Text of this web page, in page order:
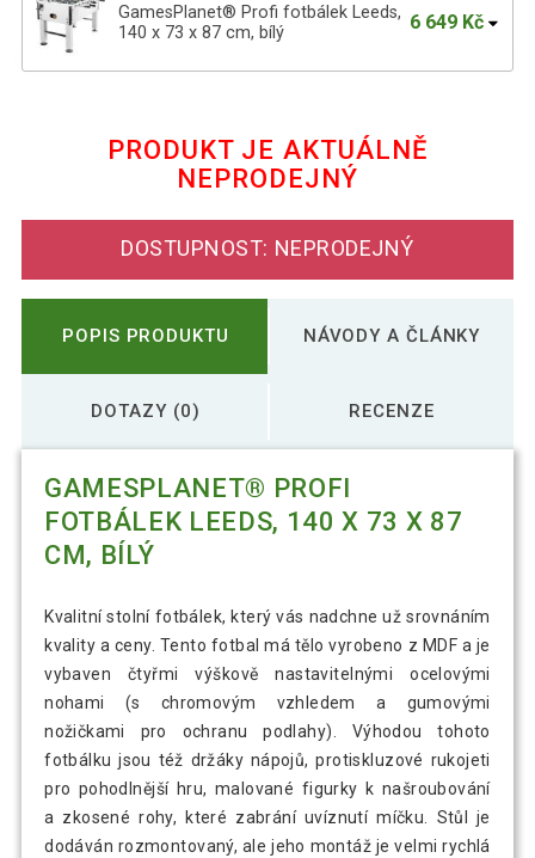
GamesPlanet® Profi fotbálek Leeds,
140 x 73 x 87 cm, bílý
6 649 Kč
GamesPlanet Profi fotbálek Leeds,
GamesPlanet® Profi fotbálek Leeds,
140 x 73 x 87 cm, černý
GamesPlanet® Profi fotbálek Leeds,
140 x 73 x 87 cm, hnědý
GamesPlanet® Profi fotbálek Leeds,
140 x 73 x 87 cm, světlý
PRODUKT JE AKTUÁLNĚ
NEPRODEJNÝ
DOSTUPNOST: NEPRODEJNÝ
POPIS PRODUKTU NÁVODY A ČLÁNKY
DOTAZY (0) RECENZE
GAMESPLANET® PROFI
FOTBÁLEK LEEDS, 140 X 73 X 87
CM, BÍLÝ
Kvalitní stolní fotbálek, který vás nadchne už srovnáním
kvality a ceny. Tento fotbal má tělo vyrobeno z MDF a je
vybaven čtyřmi výškově nastavitelnými ocelovými
nohami (s chromovým vzhledem a gumovými
nožičkami pro ochranu podlahy). Výhodou tohoto
fotbálku jsou též držáky nápojů, protiskluzové rukojeti
pro pohodlnější hru, malované figurky k našroubování
a zkosené rohy, které zabrání uvíznutí míčku. Stůl je
dodáván rozmontovaný, ale jeho montáž je velmi rychlá